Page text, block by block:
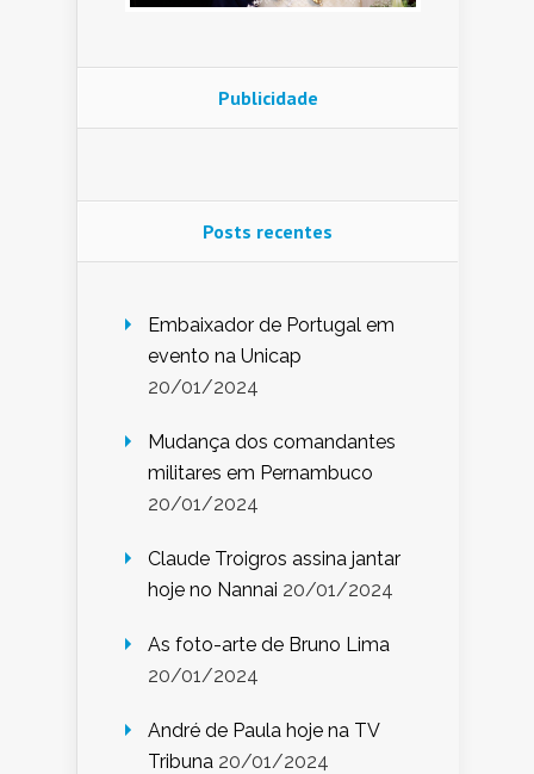
Publicidade
Posts recentes
Embaixador de Portugal em
evento na Unicap
20/01/2024
Mudança dos comandantes
militares em Pernambuco
20/01/2024
Claude Troigros assina jantar
hoje no Nannai 20/01/2024
As foto-arte de Bruno Lima
20/01/2024
André de Paula hoje na TV
Tribuna 20/01/2024